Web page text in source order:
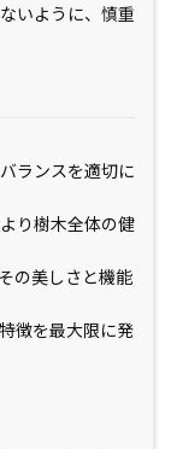
いように、慎重
ランスを適切に
り樹木全体の健
の美しさと機能
徴を最大限に発